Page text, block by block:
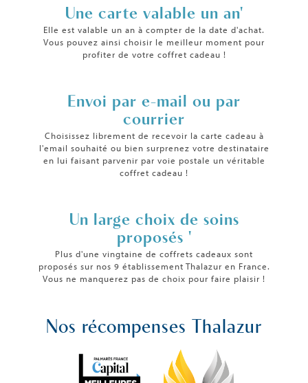
Une carte valable un an'
Elle est valable un an à compter de la date d'achat.
Vous pouvez ainsi choisir le meilleur moment pour
profiter de votre coffret cadeau !
Envoi par e-mail ou par
courrier
Choisissez librement de recevoir la carte cadeau à
l'email souhaité ou bien surprenez votre destinataire
en lui faisant parvenir par voie postale un véritable
coffret cadeau !
Un large choix de soins
proposés '
Plus d'une vingtaine de coffrets cadeaux sont
proposés sur nos 9 établissement Thalazur en France.
Vous ne manquerez pas de choix pour faire plaisir !
Nos récompenses Thalazur